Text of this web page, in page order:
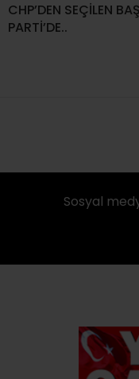
CHP’DEN SEÇİLEN
PARTİ’DE..
Sosyal